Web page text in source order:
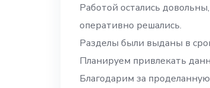
Работой остались
оперативно решались.
Разделы были выданы в
Планируем привлекать
Благодарим за